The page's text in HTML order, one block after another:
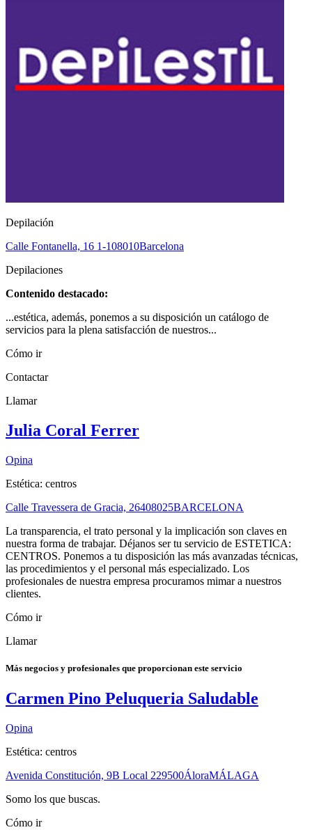
Depilación
Calle Fontanella, 16 1-108010Barcelona
Depilaciones
Contenido destacado:
...estética, además, ponemos a su disposición un catálogo de
servicios para la plena satisfacción de nuestros...
Cómo ir
Contactar
Llamar
Julia Coral Ferrer
Opina
Estética: centros
Calle Travessera de Gracia, 26408025BARCELONA
La transparencia, el trato personal y la implicación son claves en
nuestra forma de trabajar. Déjanos ser tu servicio de ESTETICA:
CENTROS. Ponemos a tu disposición las más avanzadas técnicas,
las procedimientos y el personal más especializado. Los
profesionales de nuestra empresa procuramos mimar a nuestros
clientes.
Cómo ir
Llamar
Más negocios y profesionales que proporcionan este servicio
Carmen Pino Peluqueria Saludable
Opina
Estética: centros
Avenida Constitución, 9B Local 229500ÁloraMÁLAGA
Somo los que buscas.
Cómo ir